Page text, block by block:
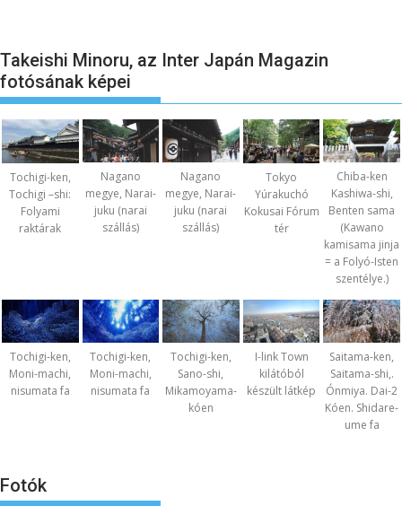
Takeishi Minoru, az Inter Japán Magazin
fotósának képei
Tochigi-ken,
Tochigi –shi:
Folyami
raktárak
Nagano
megye, Narai-
juku (narai
szállás)
Nagano
megye, Narai-
juku (narai
szállás)
Tokyo
Yúrakuchó
Kokusai Fórum
tér
Chiba-ken
Kashiwa-shi,
Benten sama
(Kawano
kamisama jinja
= a Folyó-Isten
szentélye.)
Tochigi-ken,
Moni-machi,
nisumata fa
Tochigi-ken,
Moni-machi,
nisumata fa
Tochigi-ken,
Sano-shi,
Mikamoyama-
kóen
I-link Town
kilátóból
készült látkép
Saitama-ken,
Saitama-shi,.
Ónmiya. Dai-2
Kóen. Shidare-
ume fa
Fotók